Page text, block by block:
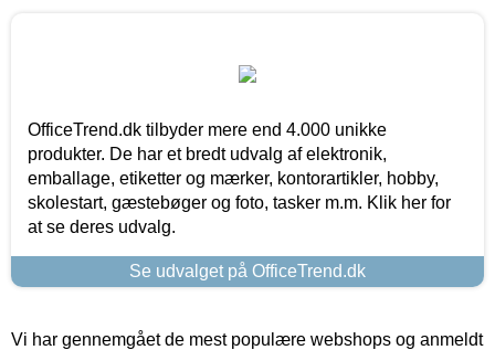
OfficeTrend.dk tilbyder mere end 4.000 unikke
produkter. De har et bredt udvalg af elektronik,
emballage, etiketter og mærker, kontorartikler, hobby,
skolestart, gæstebøger og foto, tasker m.m. Klik her for
at se deres udvalg.
Se udvalget på OfficeTrend.dk
Vi har gennemgået de mest populære webshops og anmeldt